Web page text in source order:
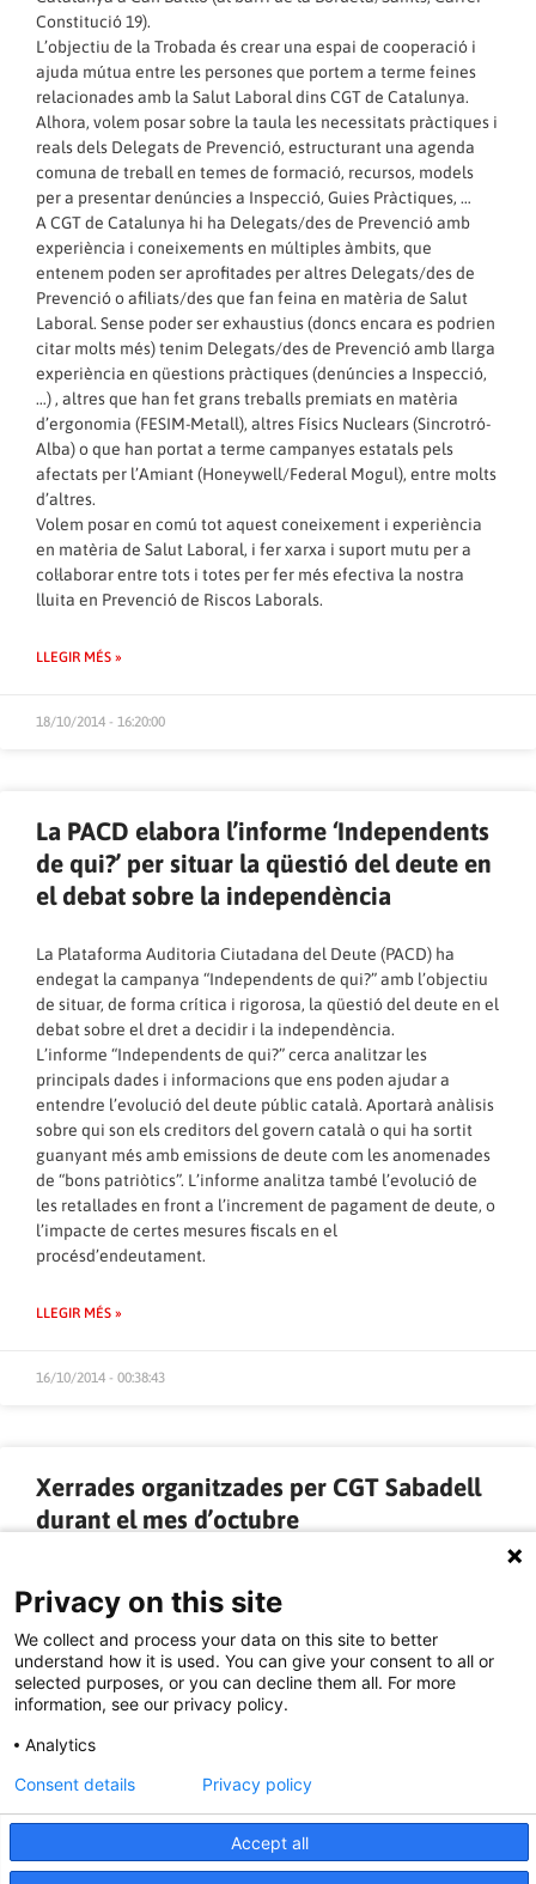
Constitució 19).
L’objectiu de la Trobada és crear una espai de cooperació i
ajuda mútua entre les persones que portem a terme feines
relacionades amb la Salut Laboral dins CGT de Catalunya.
Alhora, volem posar sobre la taula les necessitats pràctiques i
reals dels Delegats de Prevenció, estructurant una agenda
comuna de treball en temes de formació, recursos, models
per a presentar denúncies a Inspecció, Guies Pràctiques, …
A CGT de Catalunya hi ha Delegats/des de Prevenció amb
experiència i coneixements en múltiples àmbits, que
entenem poden ser aprofitades per altres Delegats/des de
Prevenció o afiliats/des que fan feina en matèria de Salut
Laboral. Sense poder ser exhaustius (doncs encara es podrien
citar molts més) tenim Delegats/des de Prevenció amb llarga
experiència en qüestions pràctiques (denúncies a Inspecció,
…) , altres que han fet grans treballs premiats en matèria
d’ergonomia (FESIM-Metall), altres Físics Nuclears (Sincrotró-
Alba) o que han portat a terme campanyes estatals pels
afectats per l’Amiant (Honeywell/Federal Mogul), entre molts
d’altres.
Volem posar en comú tot aquest coneixement i experiència
en matèria de Salut Laboral, i fer xarxa i suport mutu per a
col·laborar entre tots i totes per fer més efectiva la nostra
lluita en Prevenció de Riscos Laborals.
LLEGIR MÉS »
18/10/2014 - 16:20:00
La PACD elabora l’informe ‘Independents
de qui?’ per situar la qüestió del deute en
el debat sobre la independència
La Plataforma Auditoria Ciutadana del Deute (PACD) ha
endegat la campanya “Independents de qui?” amb l’objectiu
de situar, de forma crítica i rigorosa, la qüestió del deute en el
debat sobre el dret a decidir i la independència.
L’informe “Independents de qui?” cerca analitzar les
principals dades i informacions que ens poden ajudar a
entendre l’evolució del deute públic català. Aportarà anàlisis
sobre qui son els creditors del govern català o qui ha sortit
guanyant més amb emissions de deute com les anomenades
de “bons patriòtics”. L’informe analitza també l’evolució de
les retallades en front a l’increment de pagament de deute, o
l’impacte de certes mesures fiscals en el
procésd’endeutament.
LLEGIR MÉS »
16/10/2014 - 00:38:43
Xerrades organitzades per CGT Sabadell
durant el mes d’octubre
Dimarts 14 de Novembre, 18.30h al local de CGT Sabadell
Col·lectiu Ronda i Secretari de Salut Laboral de la CGT de
Catalunya.
– Xerrada-presentació de la Petita Guia d’Autodefensa
Diumenge 19 d’octubre, 17.30h al Casal de l’Esquerra de Badia
del Vallès (Av. Burgos 18), amb Ermengol Gassiot, Secretari
– Xerrada sobre el conflicte a Ucraïna i Novorossia
Dissabte 25 d’octubre, 17.30h al local de CGT Sabadell
Privacy on this site
We collect and process your data on this site to better
understand how it is used. You can give your consent to all or
selected purposes, or you can decline them all. For more
information, see our privacy policy.
Analytics
Accept all
Consent details Privacy policy